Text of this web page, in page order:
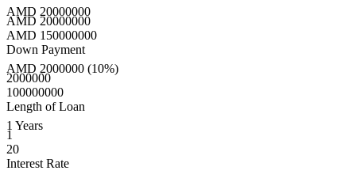
AMD 20000000
AMD 20000000
AMD 150000000
Down Payment
AMD 2000000 (10%)
2000000
100000000
Length of Loan
1 Years
1
20
Interest Rate